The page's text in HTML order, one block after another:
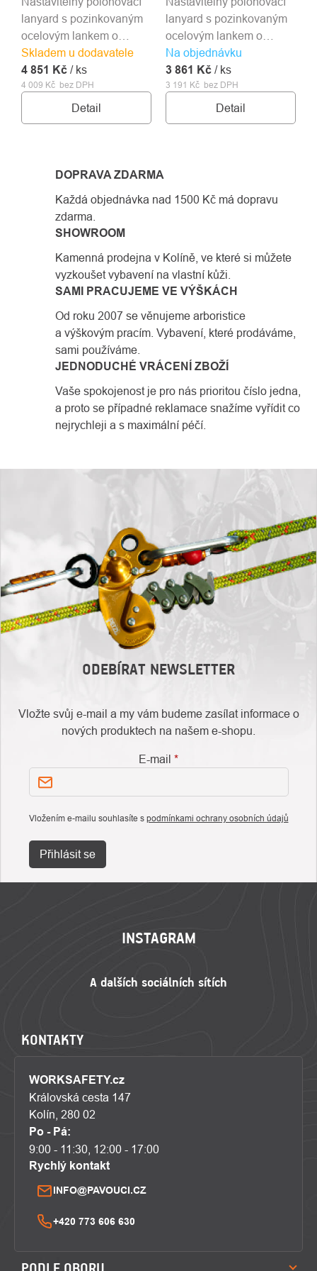
Skladem u dodavatele
4 009 Kč bez DPH
4 851 Kč / ks
Detail
lanyard s pozinkovaným
ocelovým lankem o
průměru 8 mm.
Na objednávku
3 191 Kč bez DPH
3 861 Kč / ks
Detail
lanyard s pozinkovaným
ocelovým lankem o
průměru 8 mm.
DOPRAVA ZDARMA
Každá objednávka nad 1500 Kč má dopravu
zdarma.
SHOWROOM
Kamenná prodejna v Kolíně, ve které si můžete
vyzkoušet vybavení na vlastní kůži.
SAMI PRACUJEME VE VÝŠKÁCH
Od roku 2007 se věnujeme arboristice
a výškovým pracím. Vybavení, které prodáváme,
sami používáme.
JEDNODUCHÉ VRÁCENÍ ZBOŽÍ
Vaše spokojenost je pro nás prioritou číslo jedna,
a proto se případné reklamace snažíme vyřídit co
nejrychleji a s maximální péčí.
ODEBÍRAT NEWSLETTER
Vložte svůj e-mail a my vám budeme zasílat informace o
nových produktech na našem e-shopu.
E-mail
Vložením e-mailu souhlasíte s podmínkami ochrany osobních údajů
Přihlásit se
INSTAGRAM
KONTAKTY
WORKSAFETY.cz
Královská cesta 147
Kolín, 280 02
Po - Pá:
9:00 - 11:30, 12:00 - 17:00
Rychlý kontakt
INFO@PAVOUCI.CZ
+420 773 606 630